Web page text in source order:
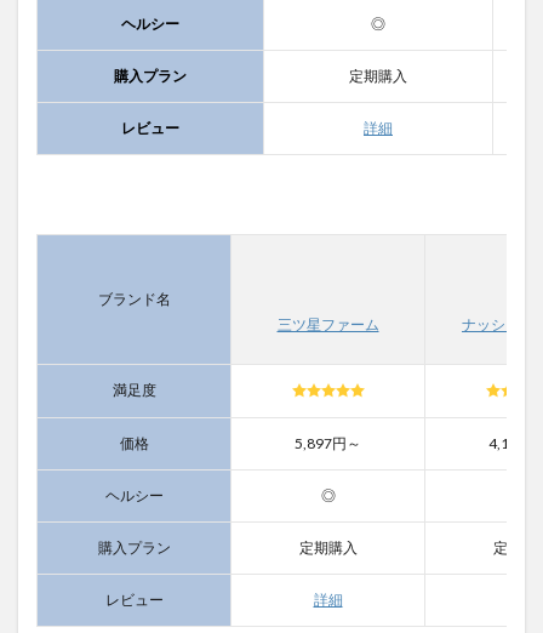
ヘルシー ◎
購入プラン 定期購入
レビュー 詳細
ブランド名
三ツ星ファーム
ナッシュ（
満足度
価格 5,897円～ 4,190
ヘルシー ◎
購入プラン 定期購入 定期購
レビュー 詳細